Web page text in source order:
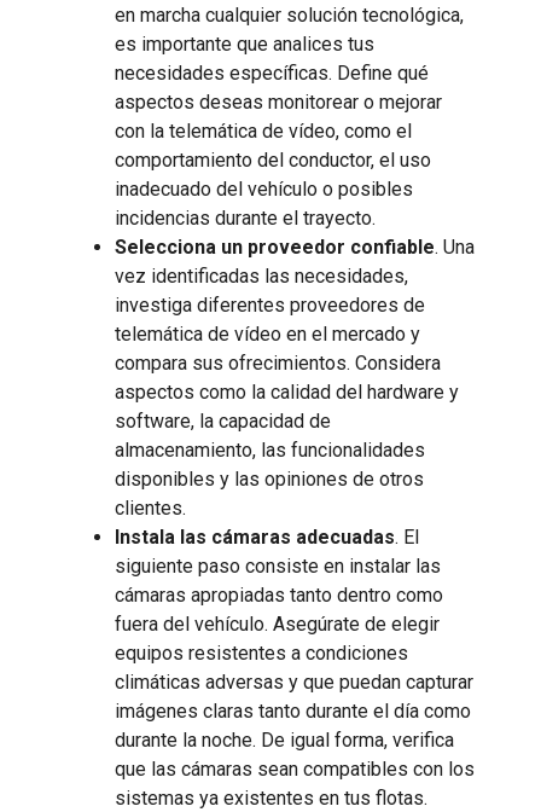
en marcha cualquier solución tecnológica,
es importante que analices tus
necesidades específicas. Define qué
aspectos deseas monitorear o mejorar
con la telemática de vídeo, como el
comportamiento del conductor, el uso
inadecuado del vehículo o posibles
incidencias durante el trayecto.
Selecciona un proveedor confiable. Una
vez identificadas las necesidades,
investiga diferentes proveedores de
telemática de vídeo en el mercado y
compara sus ofrecimientos. Considera
aspectos como la calidad del hardware y
software, la capacidad de
almacenamiento, las funcionalidades
disponibles y las opiniones de otros
clientes.
Instala las cámaras adecuadas. El
siguiente paso consiste en instalar las
cámaras apropiadas tanto dentro como
fuera del vehículo. Asegúrate de elegir
equipos resistentes a condiciones
climáticas adversas y que puedan capturar
imágenes claras tanto durante el día como
durante la noche. De igual forma, verifica
que las cámaras sean compatibles con los
sistemas ya existentes en tus flotas.